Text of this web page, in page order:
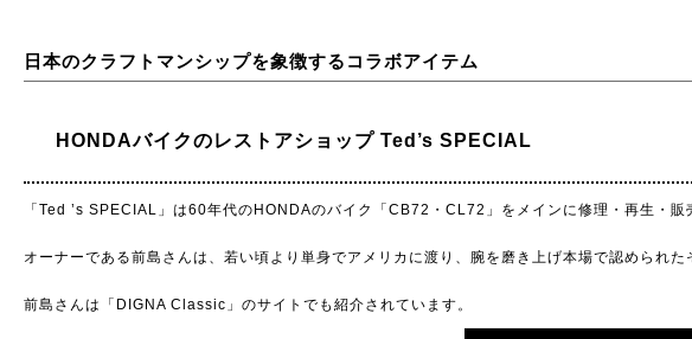
日本のクラフトマンシップを象徴するコラボアイテム
HONDAバイクのレストアショップ Ted’s SPECIAL
「Ted ’s SPECIAL」は60年代のHONDAのバイク「CB72・CL72」をメインに修理・再生・
オーナーである前島さんは、若い頃より単身でアメリカに渡り、腕を磨き上げ本場で認められた
前島さんは「DIGNA Classic」のサイトでも紹介されています。